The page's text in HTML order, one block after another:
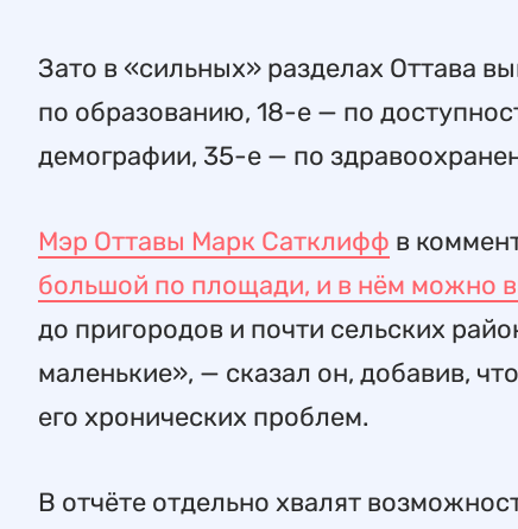
Зато в «сильных» разделах Оттава
по образованию, 18-е — по
демографии, 35-е — по
Мэр Оттавы Марк Сатклифф в
большой по площади, и в нём можно
до пригородов и почти сельских
маленькие», — сказал он, добавив,
его хронических проблем.
В отчёте отдельно хвалят